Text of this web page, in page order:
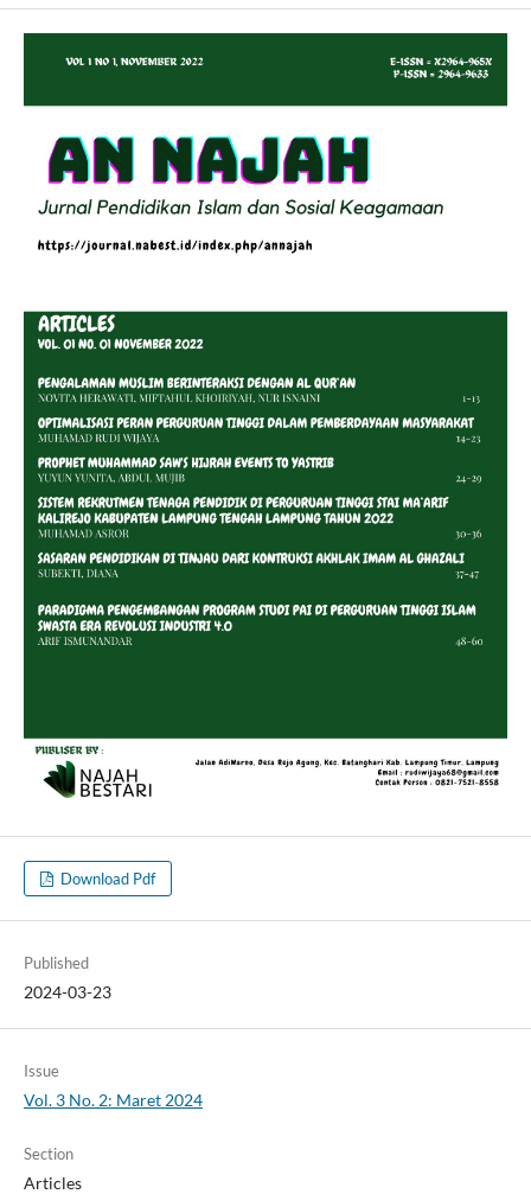
Download Pdf
Published
2024-03-23
Issue
Vol. 3 No. 2: Maret 2024
Section
Articles